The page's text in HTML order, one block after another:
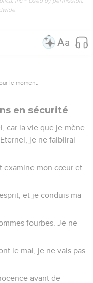
le moment.
en sécurité
car la vie que je mène
je ne faiblirai
examine mon cœur et
et je conduis ma
fourbes. Je ne
le mal, je ne vais pas
avant de